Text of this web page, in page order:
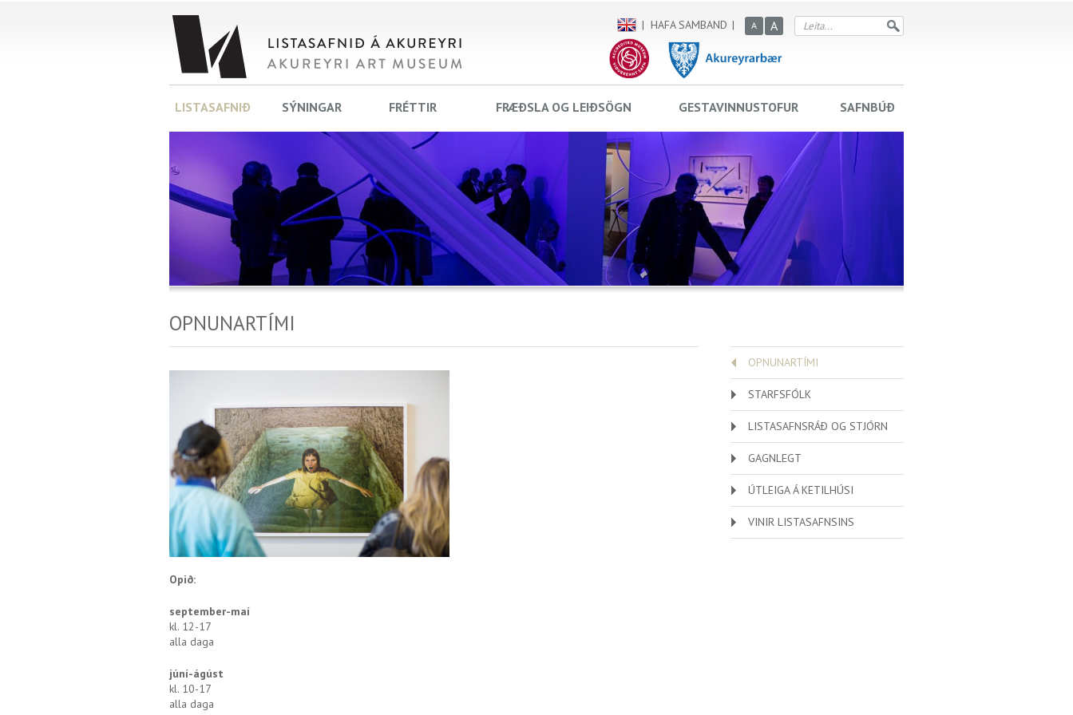
OPNUNARTÍMI
Opið:
september-maí
kl. 12-17
alla daga
júní-ágúst
kl. 10-17
alla daga
LISTASAFNIÐ SÝNINGAR FRÉTTIR FRÆÐSLA OG LEIÐSÖGN GESTAVINNUSTOFUR SAFNBÚÐ
OPNUNARTÍMI
STARFSFÓLK
LISTASAFNSRÁÐ OG STJÓRN
GAGNLEGT
ÚTLEIGA Á KETILHÚSI
VINIR LISTASAFNSINS
A A
HAFA SAMBAND